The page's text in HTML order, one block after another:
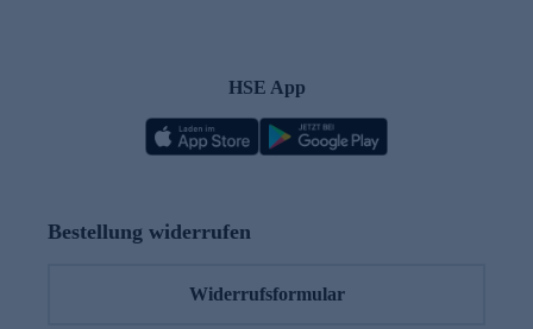
HSE App
Bestellung widerrufen
Widerrufsformular